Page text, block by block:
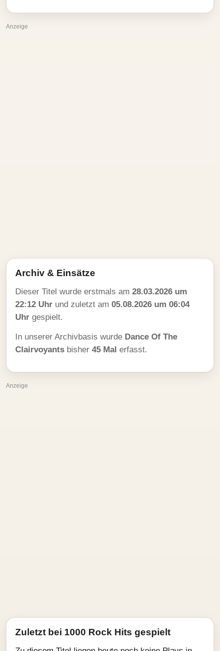
Anzeige
Archiv & Einsätze
Dieser Titel wurde erstmals am 28.03.2026 um
22:12 Uhr und zuletzt am 05.08.2026 um 06:04
Uhr gespielt.
In unserer Archivbasis wurde Dance Of The
Clairvoyants bisher 45 Mal erfasst.
Anzeige
Zuletzt bei 1000 Rock Hits gespielt